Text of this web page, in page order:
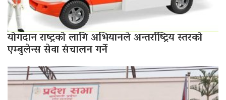
योगदान राष्ट्रको लागि अभियानले अन्तर्राष्ट्रिय स्तरको
एम्बुलेन्स सेवा संचालन गर्ने